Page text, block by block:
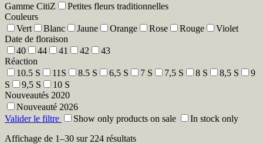
Gamme CitiZ
Petites fleurs traditionnelles
Couleurs
Vert
Blanc Jaune Orange Rose Rouge
Violet
Date de floraison
40
44 41 42
43
Réaction
10.5 S
11S 8.5 S 6,5 S 7 S 7,5 S 8 S 8,5 S
9
S
9,5 S
10 S
Nouveautés 2020
Nouveauté 2026
Valider le filtre
Show only products on sale
In stock only
Affichage de 1–30 sur 224 résultats